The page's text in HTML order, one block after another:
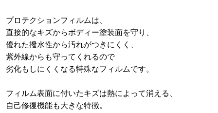
プロテクションフィルムは、
直接的なキズからボディー塗装面を守り、
優れた撥水性から汚れがつきにくく、
紫外線からも守ってくれるので
劣化もしにくくなる特殊なフィルムです。
フィルム表面に付いたキズは熱によって消える、
自己修復機能も大きな特徴。